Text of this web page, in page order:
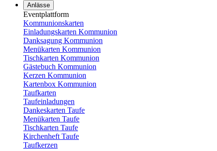
Anlässe
Eventplattform
Kommunionskarten
Einladungskarten Kommunion
Danksagung Kommunion
Menükarten Kommunion
Tischkarten Kommunion
Gästebuch Kommunion
Kerzen Kommunion
Kartenbox Kommunion
Taufkarten
Taufeinladungen
Dankeskarten Taufe
Menükarten Taufe
Tischkarten Taufe
Kirchenheft Taufe
Taufkerzen